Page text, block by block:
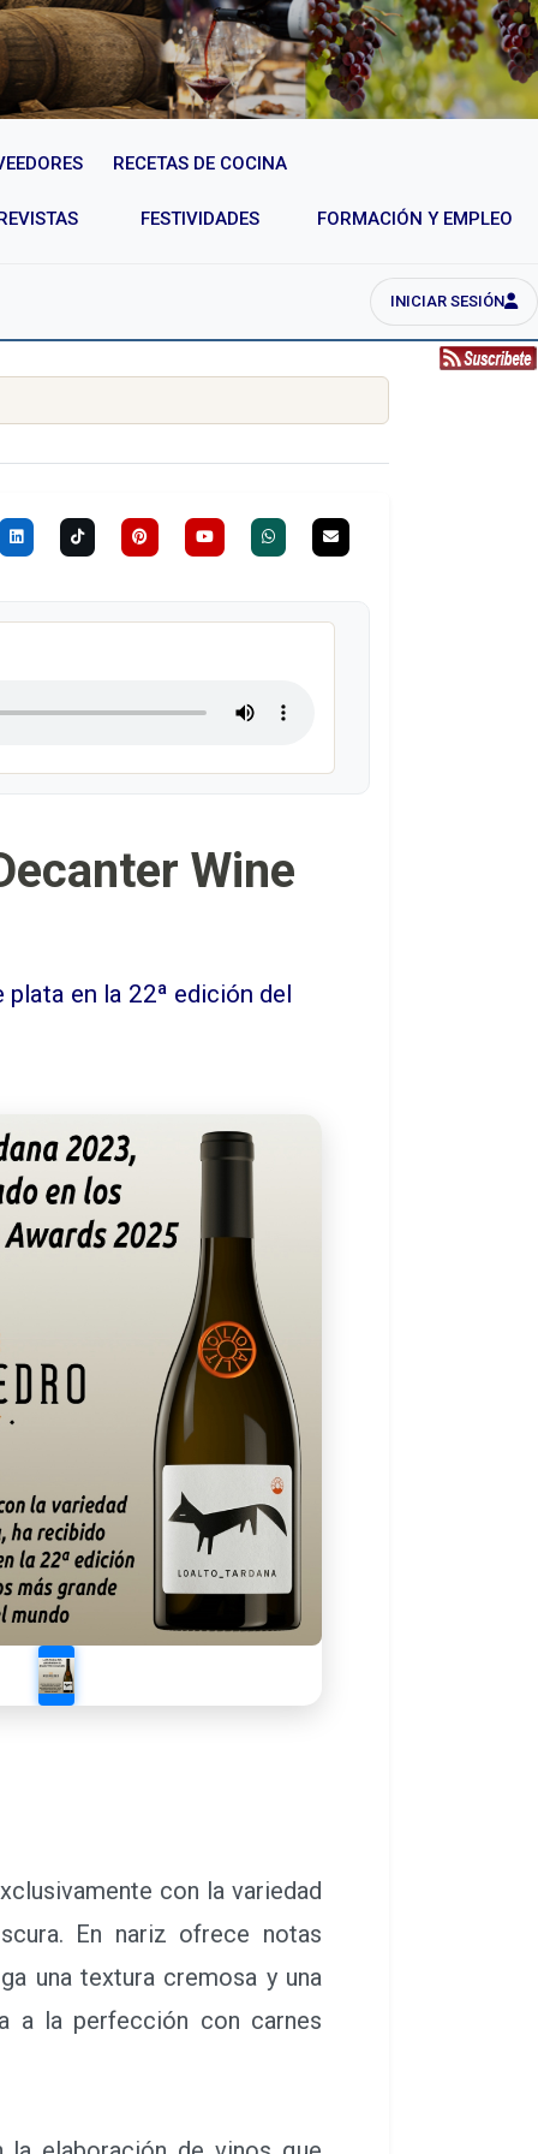
RECETAS DE COCINA
FESTIVIDADES FORMACIÓN Y EMPLEO
INICIAR SESIÓN
Wine
en la 22ª edición del
con la variedad
En nariz ofrece notas
una textura cremosa y una
a la perfección con carnes